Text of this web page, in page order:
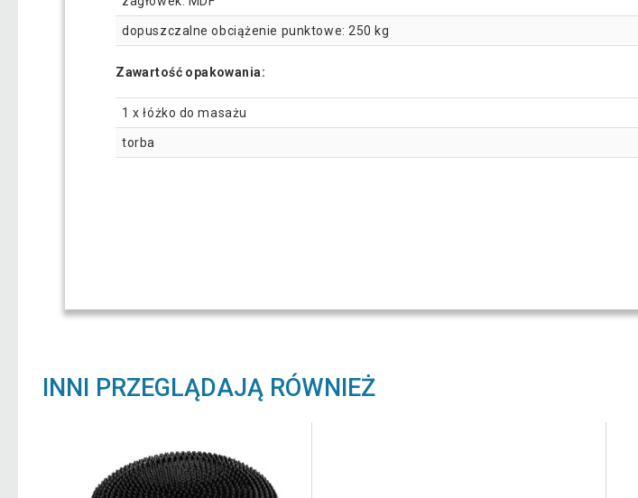
dopuszczalne obciążenie punktowe: 250 kg
Zawartość opakowania:
1 x łóżko do masażu
torba
INNI PRZEGLĄDAJĄ RÓWNIEŻ